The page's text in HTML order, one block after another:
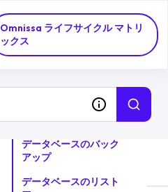
Omnissa ライフサイクル マトリ
ックス
このトピックについて
データベースのバック
アップ
データベースのリスト